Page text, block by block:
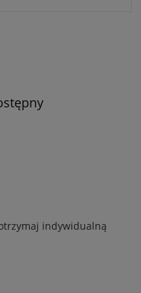
indywidualną